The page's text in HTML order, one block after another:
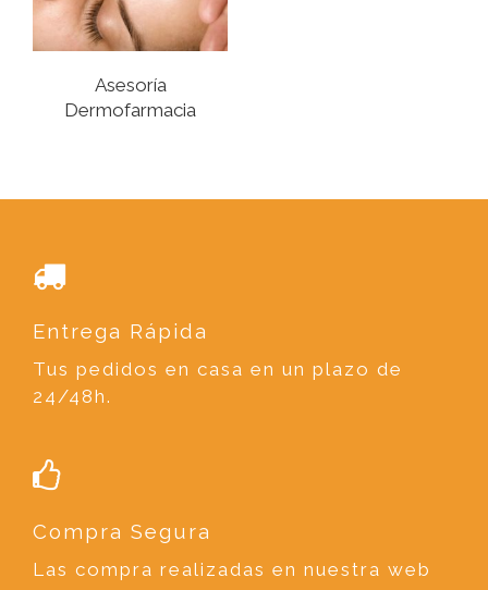
Asesoría
Dermofarmacia
Entrega Rápida
Tus pedidos en casa en un plazo de
24/48h.
Compra Segura
Las compra realizadas en nuestra web